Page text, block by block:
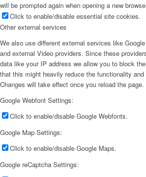
will be prompted again when opening a new
Click to enable/disable essential site cookies.
Other external services
We also use different external services like
and external Video providers. Since these
data like your IP address we allow you to block
that this might heavily reduce the functionality
Changes will take effect once you reload the page.
Google Webfont Settings:
Click to enable/disable Google Webfonts.
Google Map Settings:
Click to enable/disable Google Maps.
Google reCaptcha Settings: